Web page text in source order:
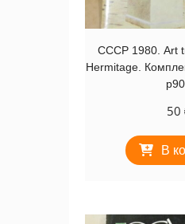
СССР 1980. Art
Hermitage.
50
В